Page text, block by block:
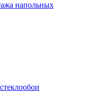
напольных